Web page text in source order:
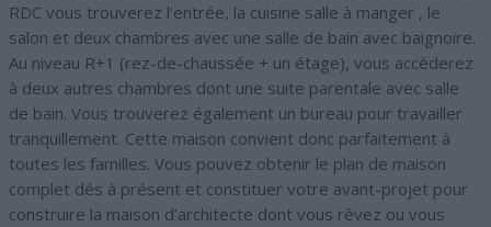
RDC vous trouverez l’entrée, la cuisine salle à manger , le
salon et deux chambres avec une salle de bain avec baignoire.
Au niveau R+1 (rez-de-chaussée + un étage), vous accèderez
à deux autres chambres dont une suite parentale avec salle
de bain. Vous trouverez également un bureau pour travailler
tranquillement. Cette maison convient donc parfaitement à
toutes les familles. Vous pouvez obtenir le plan de maison
complet dés à présent et constituer votre avant-projet pour
construire la maison d’architecte dont vous rêvez ou vous